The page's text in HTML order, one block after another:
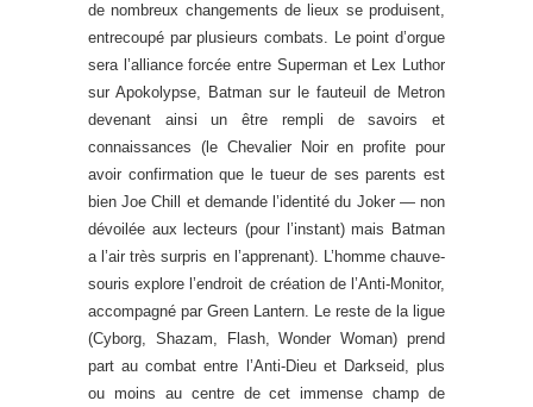
de nombreux changements de lieux se produisent,
entrecoupé par plusieurs combats. Le point d’orgue
sera l’alliance forcée entre Superman et Lex Luthor
sur Apokolypse, Batman sur le fauteuil de Metron
devenant ainsi un être rempli de savoirs et
connaissances (le Chevalier Noir en profite pour
avoir confirmation que le tueur de ses parents est
bien Joe Chill et demande l’identité du Joker — non
dévoilée aux lecteurs (pour l’instant) mais Batman
a l’air très surpris en l’apprenant). L’homme chauve-
souris explore l’endroit de création de l’Anti-Monitor,
accompagné par Green Lantern. Le reste de la ligue
(Cyborg, Shazam, Flash, Wonder Woman) prend
part au combat entre l’Anti-Dieu et Darkseid, plus
ou moins au centre de cet immense champ de